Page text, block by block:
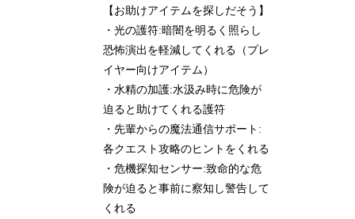
【お助けアイテムを探しだそう】
・光の護符:暗闇を明るく照らし
恐怖演出を軽減してくれる（プレ
イヤー向けアイテム）
・水精の加護:水汲み時に危険が
迫ると助けてくれる護符
・先輩からの魔法通信サポート:
各クエスト攻略のヒントをくれる
・危機探知センサー:致命的な危
険が迫ると事前に察知し警告して
くれる